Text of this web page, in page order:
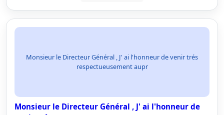
Monsieur le Directeur Général , J' ai l'honneur de venir trés
respectueusement aupr
Monsieur le Directeur Général , J' ai l'honneur de